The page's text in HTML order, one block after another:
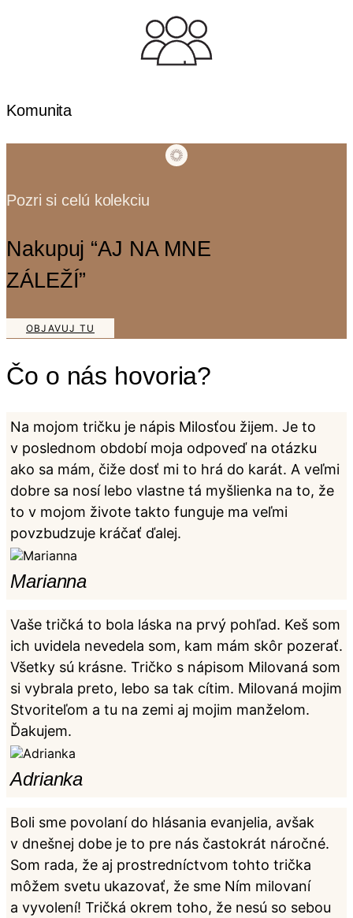
Komunita
Pozri si celú kolekciu
Nakupuj “AJ NA MNE
ZÁLEŽÍ”
OBJAVUJ TU
Čo o nás hovoria?
Na mojom tričku je nápis Milosťou žijem. Je to
v poslednom období moja odpoveď na otázku
ako sa mám, čiže dosť mi to hrá do karát. A veľmi
dobre sa nosí lebo vlastne tá myšlienka na to, že
to v mojom živote takto funguje ma veľmi
povzbudzuje kráčať ďalej.
Marianna
Vaše tričká to bola láska na prvý pohľad. Keš som
ich uvidela nevedela som, kam mám skôr pozerať.
Všetky sú krásne. Tričko s nápisom Milovaná som
si vybrala preto, lebo sa tak cítim. Milovaná mojim
Stvoriteľom a tu na zemi aj mojim manželom.
Ďakujem.
Adrianka
Boli sme povolaní do hlásania evanjelia, avšak
v dnešnej dobe je to pre nás častokrát náročné.
Som rada, že aj prostredníctvom tohto trička
môžem svetu ukazovať, že sme Ním milovaní
a vyvolení! Tričká okrem toho, že nesú so sebou